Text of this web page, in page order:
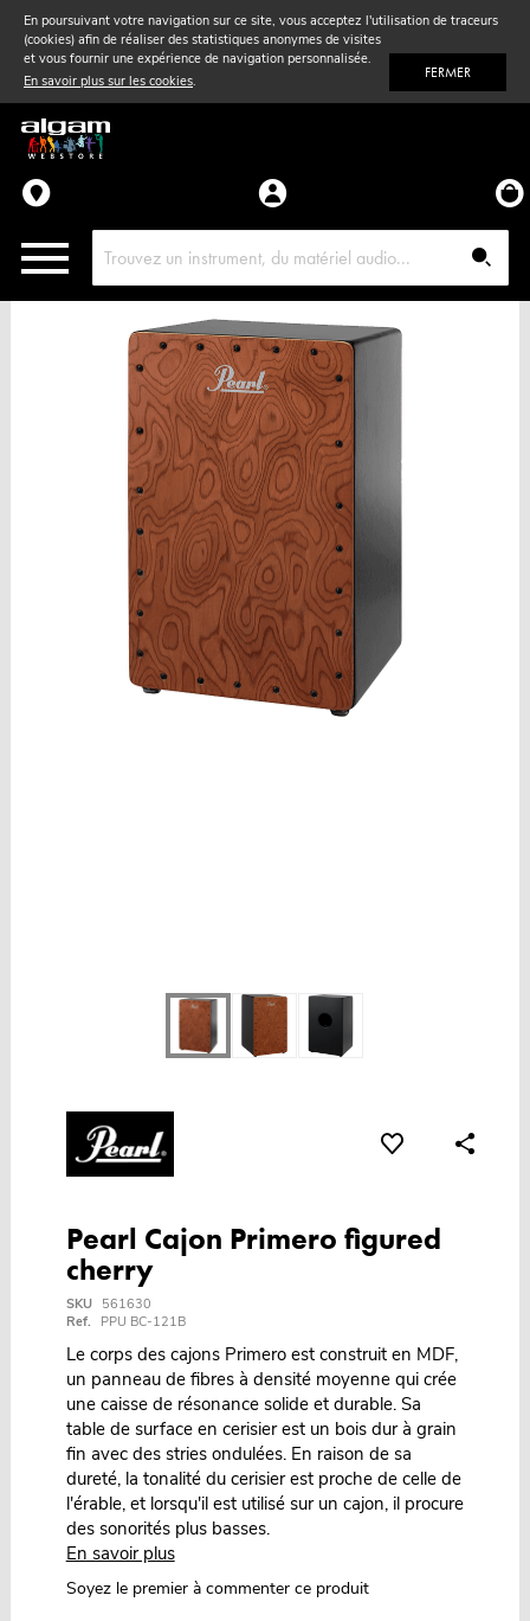
En poursuivant votre navigation sur ce site, vous acceptez l'utilisation de traceurs
(cookies) afin de réaliser des statistiques anonymes de visites
et vous fournir une expérience de navigation personnalisée.
En savoir plus sur les cookies. FERMER
Vent& Violon
Accessoires
Pièces détachées
Pearl Cajon Primero figured
cherry
SKU
561630
Ref.
PPU BC-121B
Le corps des cajons Primero est construit en MDF,
un panneau de fibres à densité moyenne qui crée
une caisse de résonance solide et durable. Sa
table de surface en cerisier est un bois dur à grain
fin avec des stries ondulées. En raison de sa
dureté, la tonalité du cerisier est proche de celle de
l'érable, et lorsqu'il est utilisé sur un cajon, il procure
des sonorités plus basses.
En savoir plus
Soyez le premier à commenter ce produit